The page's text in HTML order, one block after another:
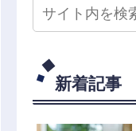
新着記事